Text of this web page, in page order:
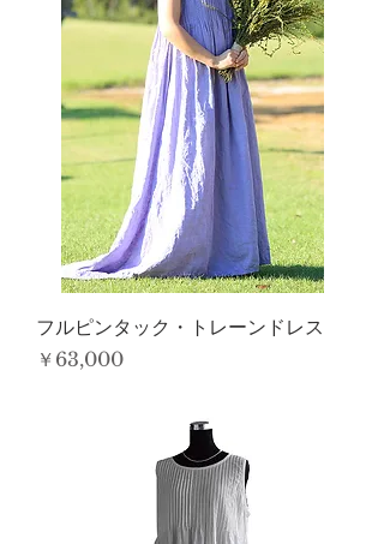
フルピンタック・トレーンドレス
価格
￥63,000